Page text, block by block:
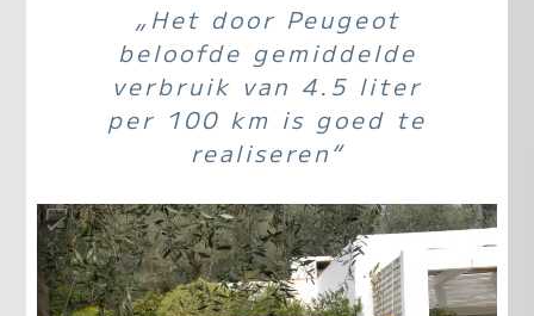
„Het door Peugeot
beloofde gemiddelde
verbruik van 4.5 liter
per 100 km is goed te
realiseren“